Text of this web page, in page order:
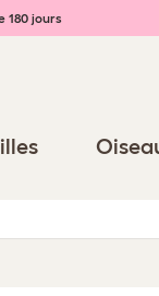
180 jours